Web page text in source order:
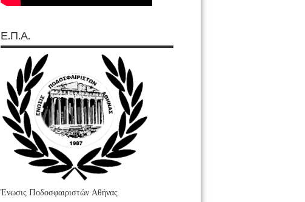
Ε.Π.Α.
Ένωσις Ποδοσφαιριστών Αθήνας